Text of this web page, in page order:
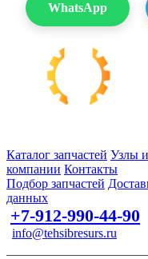
WhatsApp
Каталог запчастей Узлы
компании Контакты
Подбор запчастей
данных
+7-912-990-44-90
info@tehsibresurs.ru